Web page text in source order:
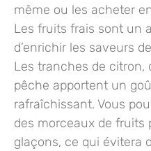
même ou les acheter
Les fruits frais sont un
d’enrichir les saveurs
Les tranches de citron,
pêche apportent un
rafraîchissant. Vous
des morceaux de fruits
glaçons, ce qui évitera